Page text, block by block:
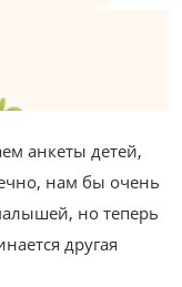
анкеты детей,
нам бы очень
но теперь
другая